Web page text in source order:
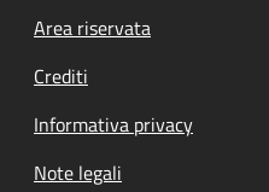
Footer menu
Area riservata
Crediti
Informativa privacy
Note legali